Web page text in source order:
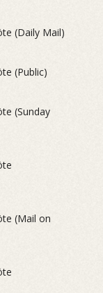
(Daily Mail)
(Public)
(Sunday
(Mail on